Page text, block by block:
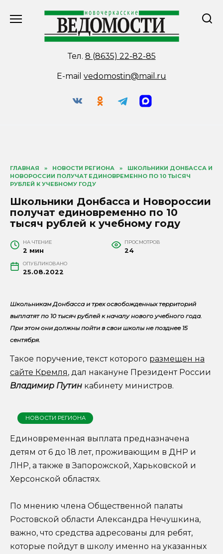
Тел. 8 (8635) 22-82-85
E-mail vedomostin@mail.ru
ГЛАВНАЯ » НОВОСТИ РЕГИОНА »
ШКОЛЬНИКИ ДОНБАССА И
НОВОРОССИИ ПОЛУЧАТ ЕДИНОВРЕМЕННО ПО 10 ТЫСЯЧ
РУБЛЕЙ К УЧЕБНОМУ ГОДУ
Школьники Донбасса и Новороссии
получат единовременно по 10
тысяч рублей к учебному году
НА ЧТЕНИЕ
2 мин
ПРОСМОТРОВ
24
ОПУБЛИКОВАНО
25.08.2022
Школьникам Донбасса и трех освобожденных территорий
выплатят по 10 тысяч рублей к началу нового учебного года.
При этом они должны пойти в свои школы не позднее 15
сентября.
Такое поручение, текст которого размещен на
сайте Кремля, дал накануне Президент России
Владимир Путин кабинету министров.
НОВОСТИ РЕГИОНА
Единовременная выплата предназначена
детям от 6 до 18 лет, проживающим в ДНР и
ЛНР, а также в Запорожской, Харьковской и
Херсонской областях.
По мнению члена Общественной палаты
Ростовской области Александра Нечушкина,
важно, что средства адресованы для ребят,
которые пойдут в школу именно на указанных